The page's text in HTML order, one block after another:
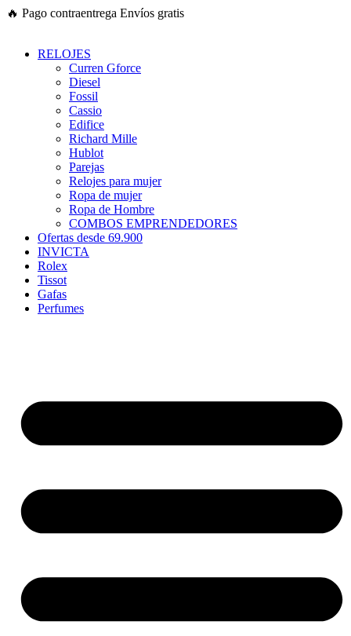
Ir
🔥 Pago contraentrega Envíos gratis
RELOJES
Curren Gforce
Diesel
Fossil
Cassio
Edifice
Richard Mille
Hublot
Parejas
Relojes para mujer
Ropa de mujer
Ropa de Hombre
COMBOS EMPRENDEDORES
Ofertas desde 69.900
INVICTA
Rolex
Tissot
Gafas
Perfumes